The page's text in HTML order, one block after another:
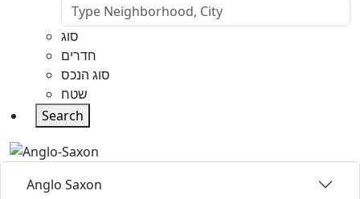
סוג
חדרים
סוג הנכס
שטח
Search
Anglo Saxon